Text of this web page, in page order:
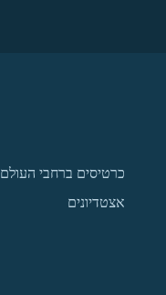
כרטיסים ברחבי העולם
אצטדיונים